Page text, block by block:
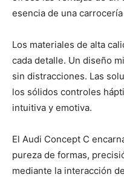
esencia de una
Los materiales de alta
cada detalle. Un diseño
sin distracciones. Las
los sólidos controles
intuitiva y emotiva.
El Audi Concept C
pureza de formas,
mediante la interacción